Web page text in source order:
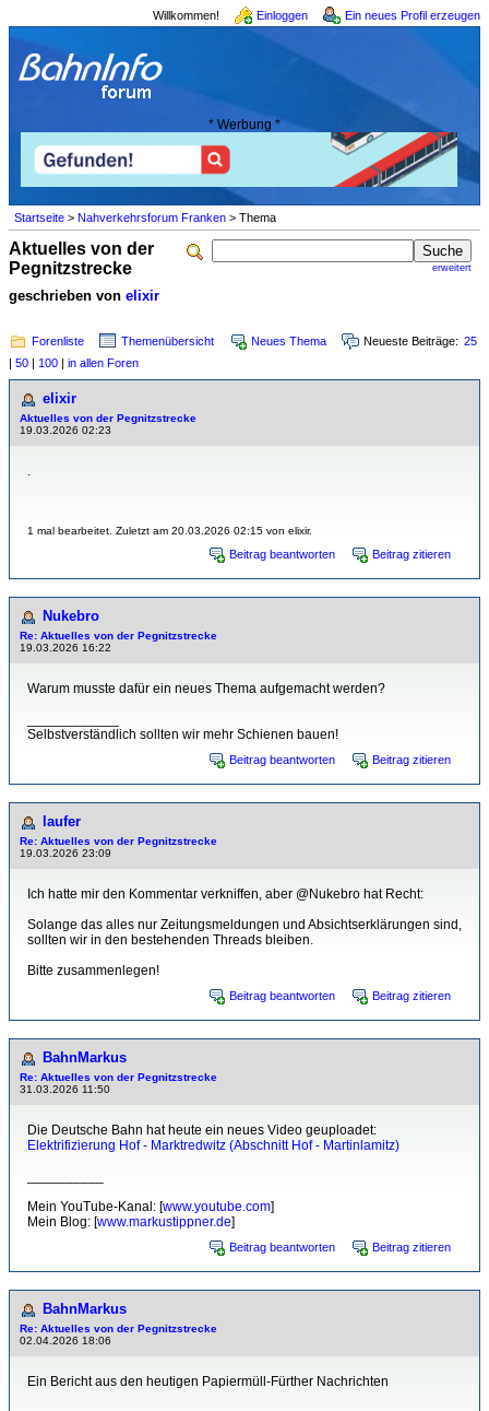
Willkommen! Einloggen Ein neues Profil erzeugen
* Werbung *
Startseite > Nahverkehrsforum Franken > Thema
erweitert
Aktuelles von der
Pegnitzstrecke
geschrieben von elixir
Forenliste Themenübersicht Neues Thema Neueste Beiträge: 25
| 50 | 100 | in allen Foren
elixir
Aktuelles von der Pegnitzstrecke
19.03.2026 02:23
.
1 mal bearbeitet. Zuletzt am 20.03.2026 02:15 von elixir.
Beitrag beantworten Beitrag zitieren
Nukebro
Re: Aktuelles von der Pegnitzstrecke
19.03.2026 16:22
Warum musste dafür ein neues Thema aufgemacht werden?
Selbstverständlich sollten wir mehr Schienen bauen!
Beitrag beantworten Beitrag zitieren
laufer
Re: Aktuelles von der Pegnitzstrecke
19.03.2026 23:09
Ich hatte mir den Kommentar verkniffen, aber @Nukebro hat Recht:
Solange das alles nur Zeitungsmeldungen und Absichtserklärungen sind,
sollten wir in den bestehenden Threads bleiben.
Bitte zusammenlegen!
Beitrag beantworten Beitrag zitieren
BahnMarkus
Re: Aktuelles von der Pegnitzstrecke
31.03.2026 11:50
Die Deutsche Bahn hat heute ein neues Video geuploadet:
Elektrifizierung Hof - Marktredwitz (Abschnitt Hof - Martinlamitz)
Mein YouTube-Kanal: [www.youtube.com]
Mein Blog: [www.markustippner.de]
Beitrag beantworten Beitrag zitieren
BahnMarkus
Re: Aktuelles von der Pegnitzstrecke
02.04.2026 18:06
Ein Bericht aus den heutigen Papiermüll-Fürther Nachrichten